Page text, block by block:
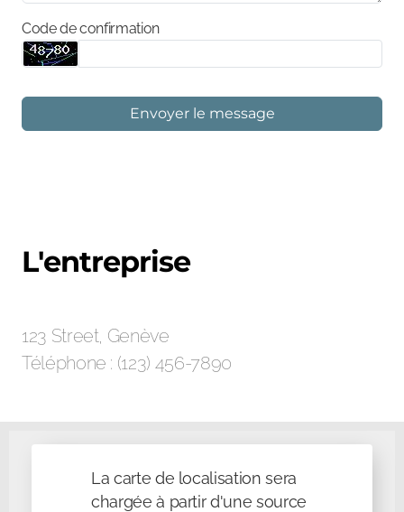
Code de confirmation
Envoyer le message
L'entreprise
123 Street, Genève
Téléphone : (123) 456-7890
La carte de localisation sera
chargée à partir d'une source